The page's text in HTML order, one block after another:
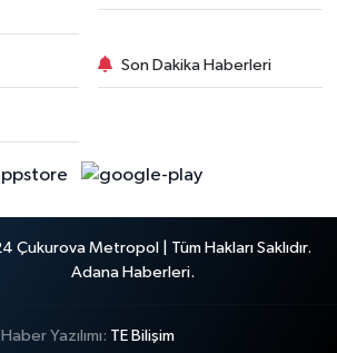
Son Dakika Haberleri
Çukurova Metropol | Tüm Hakları Saklıdır.
Adana Haberleri.
Haber Yazılımı: TE Bilişim